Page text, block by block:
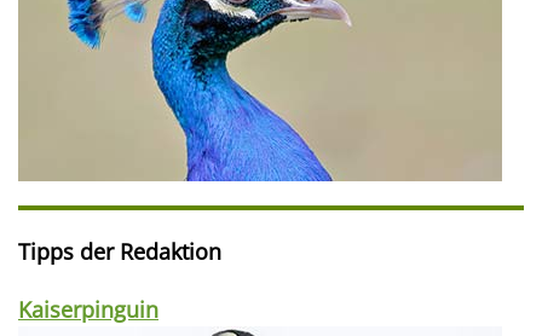
Tipps der Redaktion
Kaiserpinguin